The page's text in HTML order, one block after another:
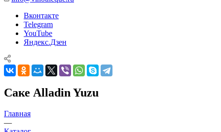
Вконтакте
Telegram
YouTube
Яндекс.Дзен
Саке Alladin Yuzu
Главная
—